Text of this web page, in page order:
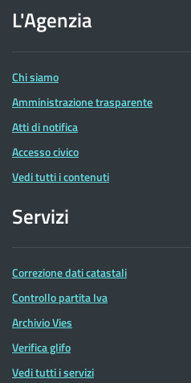
dell'Agenzia
delle
Entrate
L'Agenzia
Chi siamo
Amministrazione trasparente
Atti di notifica
Accesso civico
Vedi tutti i contenuti
Servizi
Correzione dati catastali
Controllo partita Iva
Archivio Vies
Verifica glifo
Vedi tutti i servizi